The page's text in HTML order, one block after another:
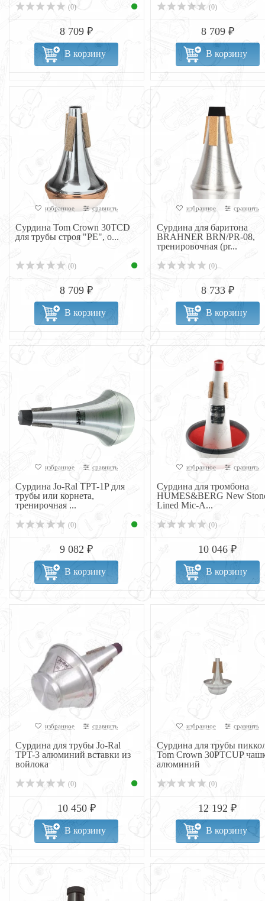
(0)
8 709 ₽
В корзину
(0)
8 709 ₽
В корзину
избранное сравнить
Сурдина Tom Crown 30TCD
для трубы строя "РЕ", о...
(0)
8 709 ₽
В корзину
избранное сравнить
Сурдина для баритона
BRAHNER BRN/PR-08,
тренировочная (pr...
(0)
8 733 ₽
В корзину
избранное сравнить
Сурдина Jo-Ral TPT-1P для
трубы или корнета,
тренирочная ...
(0)
9 082 ₽
В корзину
избранное сравнить
Сурдина для тромбона
HUMES&BERG New
Lined Mic-A...
(0)
10 046 ₽
В корзину
избранное сравнить
Сурдина для трубы Jo-Ral
TPT-3 алюминий вставки из
войлока
(0)
10 450 ₽
В корзину
избранное сравнить
Сурдина для трубы
Tom Crown 30PTCUP
алюминий
(0)
12 192 ₽
В корзину